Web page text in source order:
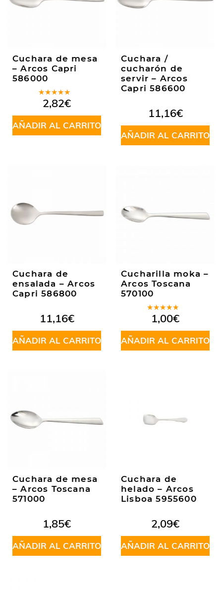
Cuchara de mesa
– Arcos Capri
586000
Valorado
en5.00de
5
2,82€
AÑADIR AL CARRITO
Cuchara /
cucharón de
servir – Arcos
Capri 586600
11,16€
AÑADIR AL CARRITO
Cuchara de
ensalada – Arcos
Capri 586800
11,16€
AÑADIR AL CARRITO
Cucharilla moka –
Arcos Toscana
570100
Valorado
en5.00de
5
1,00€
AÑADIR AL CARRITO
Cuchara de mesa
– Arcos Toscana
571000
1,85€
AÑADIR AL CARRITO
Cuchara de
helado – Arcos
Lisboa 5955600
2,09€
AÑADIR AL CARRITO